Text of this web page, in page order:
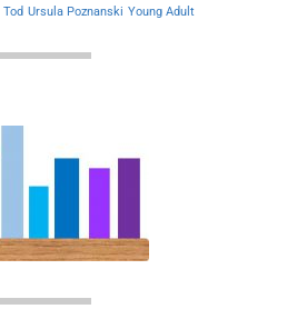
Tod Ursula Poznanski Young Adult